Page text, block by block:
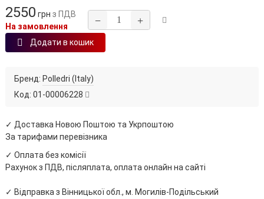
2550 грн з ПДВ
На замовлення
− +
Додати в кошик
Бренд: Polledri (Italy)
Код: 01-00006228
✓ Доставка Новою Поштою та Укрпоштою
За тарифами перевізника
✓ Оплата без комісії
Рахунок з ПДВ, післяплата, оплата онлайн на сайті
✓ Відправка з Вінницької обл., м. Могилів-Подільський